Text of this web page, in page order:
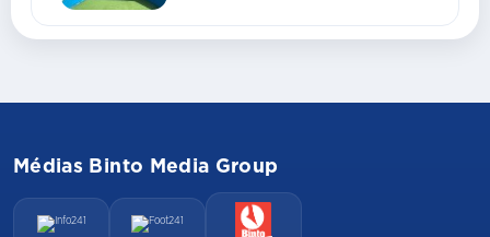
Médias Binto Media Group